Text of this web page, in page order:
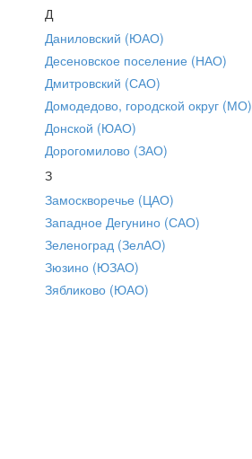
Д
Даниловский (ЮАО)
Десеновское поселение (НАО)
Дмитровский (САО)
Домодедово, городской округ (МО)
Донской (ЮАО)
Дорогомилово (ЗАО)
З
Замоскворечье (ЦАО)
Западное Дегунино (САО)
Зеленоград (ЗелАО)
Зюзино (ЮЗАО)
Зябликово (ЮАО)